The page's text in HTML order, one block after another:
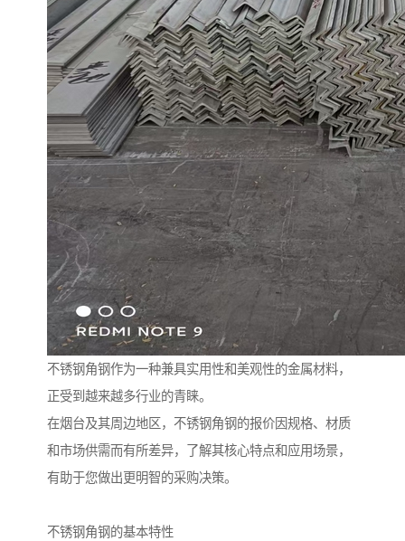
不锈钢角钢作为一种兼具实用性和美观性的金属材料，
正受到越来越多行业的青睐。
在烟台及其周边地区，不锈钢角钢的报价因规格、材质
和市场供需而有所差异，了解其核心特点和应用场景，
有助于您做出更明智的采购决策。
不锈钢角钢的基本特性